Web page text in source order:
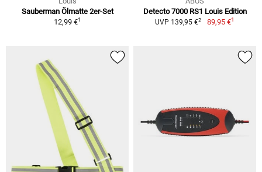
Sauberman Ölmatte 2er-Set
12,99 €1
Detecto 7000 RS1 Louis Edition
UVP 139,95 €2 89,95 €1